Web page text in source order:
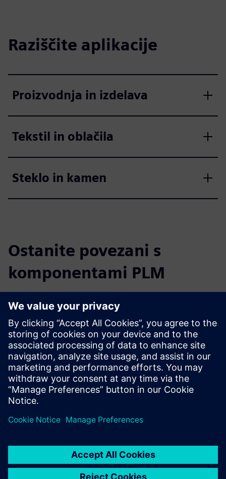
Raziščite aplikacije
Proizvodnja in izdelava
Tekstil in oblačila
Steklo in kamen
Ostanite povezani s
komponentami PLM
Preberite blog
Pridobite nove poglede na komponente PLM in trg PLM na
splošno.
Obiščite blog PLM Components